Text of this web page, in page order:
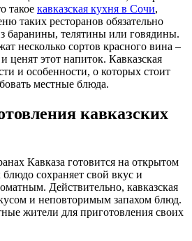
такое кавказская кухня в Сочи,
таких ресторанов обязательно
баранины, телятины или говядины.
несколько сортов красного вина –
ценят этот напиток. Кавказская
и особенности, о которых стоит
местные блюда.
кавказских
Кавказа готовится на открытом
блюдо сохраняет свой вкус и
Действительно, кавказская
и неповторимым запахом блюд.
жители для приготовления своих